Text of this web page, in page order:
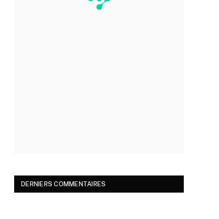
DERNIERS COMMENTAIRES